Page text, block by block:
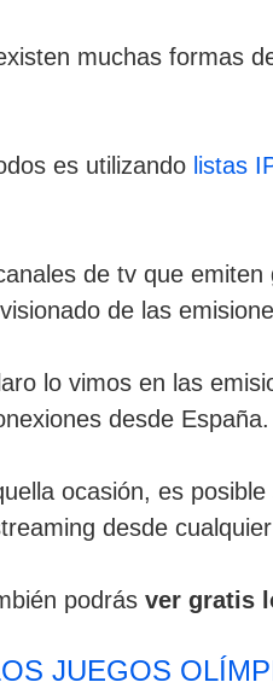
muchas formas
es utilizando listas
de tv que
de las
lo vimos en las
desde España.
ocasión, es posible
desde
podrás ver gratis
JUEGOS